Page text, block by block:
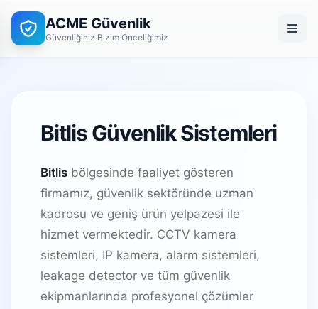
ACME Güvenlik
Güvenliğiniz Bizim Önceliğimiz
Bitlis Güvenlik Sistemleri
Bitlis bölgesinde faaliyet gösteren
firmamız, güvenlik sektöründe uzman
kadrosu ve geniş ürün yelpazesi ile
hizmet vermektedir. CCTV kamera
sistemleri, IP kamera, alarm sistemleri,
leakage detector ve tüm güvenlik
ekipmanlarında profesyonel çözümler